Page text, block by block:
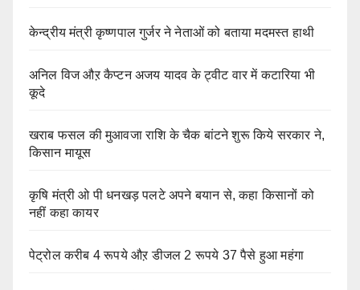
केन्द्रीय मंत्री कृष्णपाल गुर्जर ने नेताओं को बताया मदमस्त हाथी
अनिल विज औऱ कैप्टन अजय यादव के ट्वीट वार में कटारिया भी
कूदे
खराब फसल की मुआवजा राशि के चैक बांटने शुरू किये सरकार ने,
किसान मायूस
कृषि मंत्री ओ पी धनखड़ पलटे अपने बयान से, कहा किसानों को
नहीं कहा कायर
पेट्रोल करीब 4 रूपये औऱ डीजल 2 रूपये 37 पैसे हुआ महंगा